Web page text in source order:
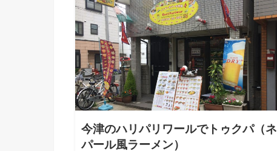
今津のハリパリワールでトゥクパ（ネ
パール風ラーメン）